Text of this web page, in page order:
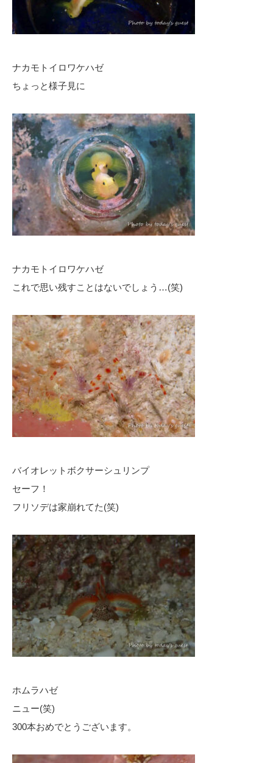
ナカモトイロワケハゼ
ちょっと様子見に
ナカモトイロワケハゼ
これで思い残すことはないでしょう…(笑)
バイオレットボクサーシュリンプ
セーフ！
フリソデは家崩れてた(笑)
ホムラハゼ
ニュー(笑)
300本おめでとうございます。